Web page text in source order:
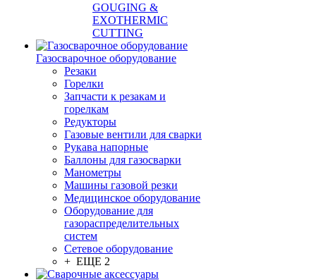
GOUGING &
EXOTHERMIC
CUTTING
Газосварочное оборудование
Резаки
Горелки
Запчасти к резакам и
горелкам
Редукторы
Газовые вентили для сварки
Рукава напорные
Баллоны для газосварки
Манометры
Машины газовой резки
Медицинское оборудование
Оборудование для
газораспределительных
систем
Сетевое оборудование
+ ЕЩЕ 2